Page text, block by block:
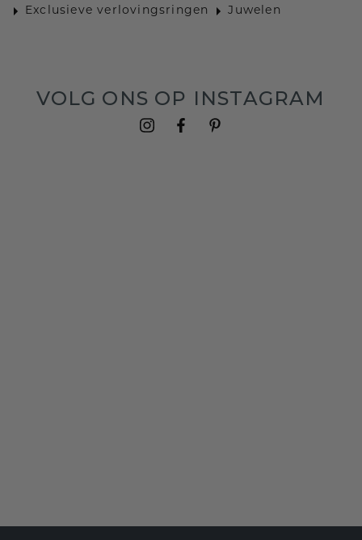
Exclusieve verlovingsringen
Juwelen
VOLG ONS OP INSTAGRAM